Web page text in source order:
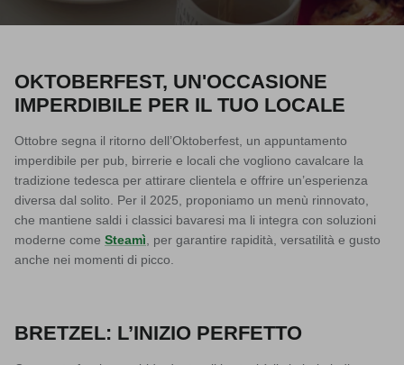
OKTOBERFEST, UN'OCCASIONE
IMPERDIBILE PER IL TUO LOCALE
Ottobre segna il ritorno dell’Oktoberfest, un appuntamento
imperdibile per pub, birrerie e locali che vogliono cavalcare la
tradizione tedesca per attirare clientela e offrire un’esperienza
diversa dal solito. Per il 2025, proponiamo un menù rinnovato
che mantiene saldi i classici bavaresi ma li integra con soluzioni
moderne come Steamì , per garantire rapidità, versatilità e gusto
anche nei momenti di picco.
BRETZEL: L’INIZIO PERFETTO